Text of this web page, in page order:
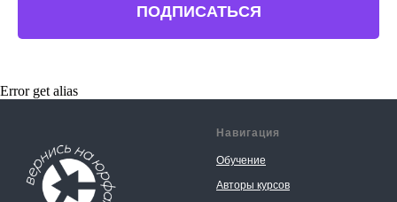
ПОДПИСАТЬСЯ
Error get alias
Навигация
Обучение
Авторы курсов